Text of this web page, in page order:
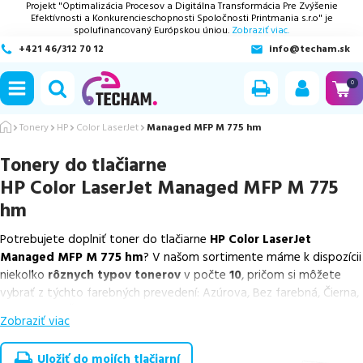
Projekt "Optimalizácia Procesov a Digitálna Transformácia Pre Zvýšenie
Efektívnosti a Konkurencieschopnosti Spoločnosti Printmania s.r.o" je
spolufinancovaný Európskou úniou. Zobraziť viac.
+421 46/312 70 12
info@techam.sk
0
Tonery HP Color LaserJet Managed MFP M 775 hm
Tonery do tlačiarne
HP Color LaserJet Managed MFP M 775
hm
Potrebujete doplniť toner do tlačiarne HP Color LaserJet
Managed MFP M 775 hm? V našom sortimente máme k dispozícii
niekoľko rôznych typov tonerovv počte 10, pričom si môžete
vybrať z týchto farebných prevedení: Azúrova, Bez farebná, Čierna,
Z uvedeného množstva dostupných náplní
náplnev počte 6ks, ako ajcenovo výhodnejšie alternatívy,
Zobraziť viac
Uložiť do mojích tlačiarní